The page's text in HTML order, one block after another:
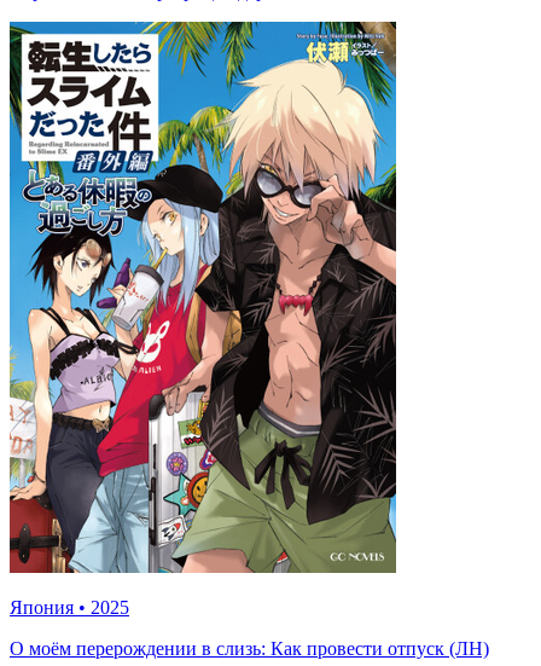
Япония • 2025
О моём перерождении в слизь: Как провести отпуск (ЛН)